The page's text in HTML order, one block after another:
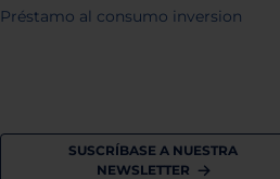
Préstamo al consumo inversion
SUSCRÍBASE A NUESTRA
NEWSLETTER